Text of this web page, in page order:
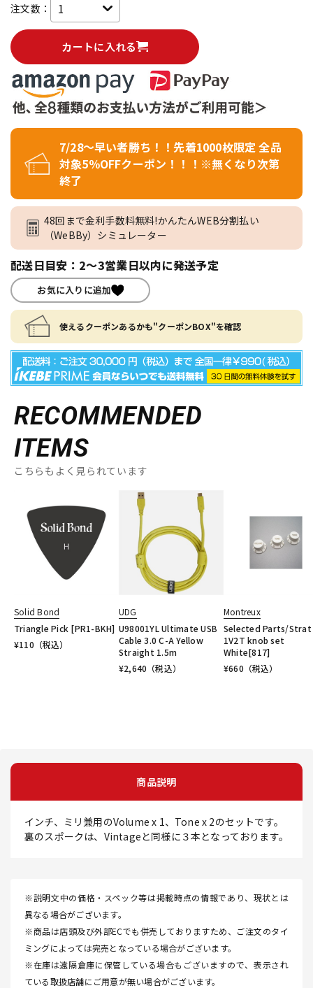
注文数：
カートに入れる
7/28～早い者勝ち！！先着1000枚限定 全品
対象5％OFFクーポン！！！※無くなり次第
終了
48回まで金利手数料無料!かんたんWEB分割払い
（WeBBy）シミュレーター
配送日目安：2～3営業日以内に発送予定
お気に入りに追加
使えるクーポンあるかも"クーポンBOX"を確認
RECOMMENDED
ITEMS
こちらもよく見られています
Solid Bond
Triangle Pick [PR1-BKH]
¥110 （税込）
UDG
U98001YL Ultimate USB
Cable 3.0 C-A Yellow
Straight 1.5m
¥2,640 （税込）
Montreux
Selected Parts/Strat
1V2T knob set
White[817]
¥660 （税込）
商品説明
インチ、ミリ兼用のVolume x 1、Tone x 2のセットです。
裏のスポークは、Vintageと同様に３本となっております。
※説明文中の価格・スペック等は掲載時点の情報であり、現状とは
異なる場合がございます。
※商品は店頭及び外部ECでも併売しておりますため、ご注文のタイ
ミングによっては完売となっている場合がございます。
※在庫は遠隔倉庫に保管している場合もございますので、表示され
ている取扱店舗にご用意が無い場合がございます。